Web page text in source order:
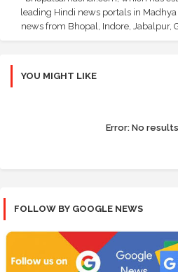
leading Hindi news portals in
news from Bhopal, Indore, Jabalpur,
YOU MIGHT LIKE
Error: No
FOLLOW BY GOOGLE NEWS